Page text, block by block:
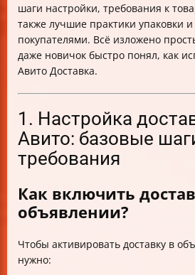
шаги настройки, требования к
также лучшие практики упаковки
покупателями. Всё изложено
даже новичок быстро понял, как
Авито Доставка.
1. Настройка
Авито: базовые
требования
Как включить
объявлении?
Чтобы активировать доставку в
нужно: